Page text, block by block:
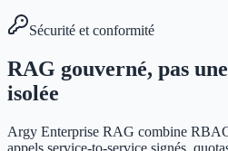
Sécurité et conformité
RAG gouverné, pas
isolée
Argy Enterprise RAG combine
appels service-to-service signés,